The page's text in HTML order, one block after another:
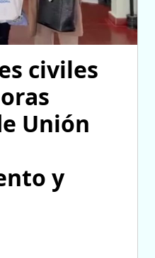
civiles
Unión
y